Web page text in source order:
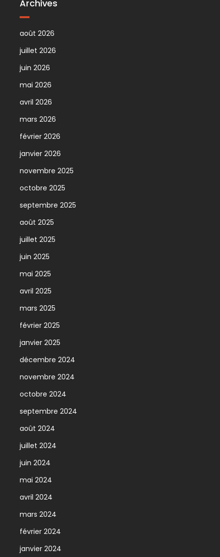
Archives
août 2026
juillet 2026
juin 2026
mai 2026
avril 2026
mars 2026
février 2026
janvier 2026
novembre 2025
octobre 2025
septembre 2025
août 2025
juillet 2025
juin 2025
mai 2025
avril 2025
mars 2025
février 2025
janvier 2025
décembre 2024
novembre 2024
octobre 2024
septembre 2024
août 2024
juillet 2024
juin 2024
mai 2024
avril 2024
mars 2024
février 2024
janvier 2024